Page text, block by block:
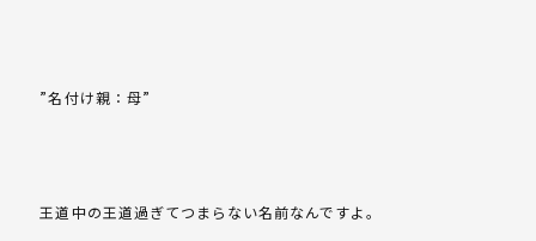
”名付け親：母”
王道中の王道過ぎてつまらない名前なんですよ。